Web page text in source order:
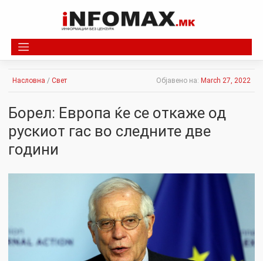
Насловна / Свет Објавено на: March 27, 2022
Борел: Европа ќе се откаже од
рускиот гас во следните две
години